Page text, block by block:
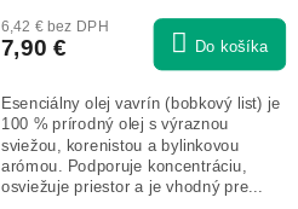
6,42 € bez DPH
7,90 € Do košíka
Esenciálny olej vavrín (bobkový list) je
100 % prírodný olej s výraznou
sviežou, korenistou a bylinkovou
arómou. Podporuje koncentráciu,
osviežuje priestor a je vhodný pre...